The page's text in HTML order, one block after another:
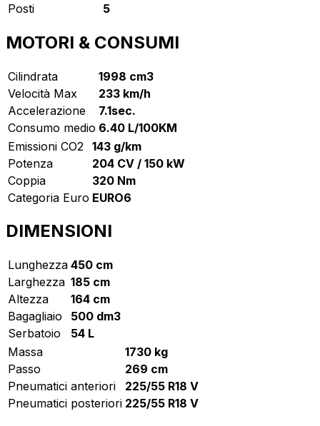
Posti
5
MOTORI & CONSUMI
Cilindrata
1998 cm3
Velocità Max
233 km/h
Accelerazione
7.1sec.
Consumo medio 6.40 L/100KM
Emissioni CO2
143 g/km
Potenza
204 CV / 150 kW
Coppia
320 Nm
Categoria Euro EURO6
DIMENSIONI
Lunghezza 450 cm
Larghezza 185 cm
Altezza
164 cm
Bagagliaio
500 dm3
Serbatoio
54 L
Massa
1730 kg
Passo
269 cm
Pneumatici anteriori
225/55 R18 V
Pneumatici posteriori 225/55 R18 V